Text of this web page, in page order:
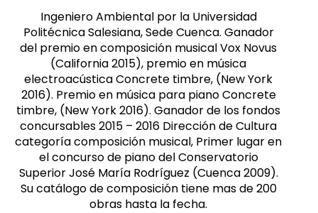
Masculino
Ingeniero Ambiental por la Universidad
Politécnica Salesiana, Sede Cuenca. Ganador
del premio en composición musical Vox Novus
(California 2015), premio en música
electroacústica Concrete timbre, (New York
2016). Premio en música para piano Concrete
timbre, (New York 2016). Ganador de los fondos
concursables 2015 – 2016 Dirección de Cultura
categoría composición musical, Primer lugar en
el concurso de piano del Conservatorio
Superior José María Rodríguez (Cuenca 2009).
Su catálogo de composición tiene mas de 200
obras hasta la fecha.